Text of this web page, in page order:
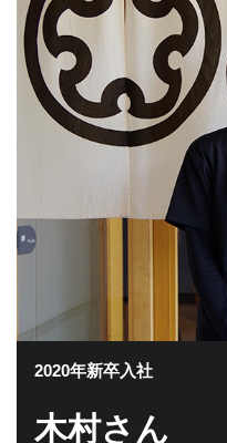
2020年新卒入社
木村さん